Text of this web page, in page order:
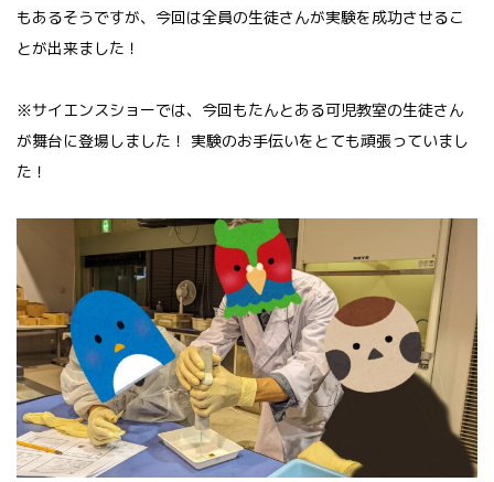
もあるそうですが、今回は全員の生徒さんが実験を成功させるこ
とが出来ました！
※サイエンスショーでは、今回もたんとある可児教室の生徒さん
が舞台に登場しました！ 実験のお手伝いをとても頑張っていまし
た！